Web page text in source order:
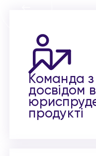
Команда
досвідом
продукті